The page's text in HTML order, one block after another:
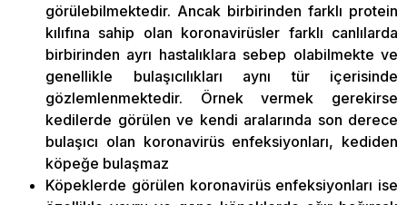
görülebilmektedir. Ancak birbirinden farklı protein
kılıfına sahip olan koronavirüsler farklı canlılarda
birbirinden ayrı hastalıklara sebep olabilmekte ve
genellikle bulaşıcılıkları aynı tür içerisinde
gözlemlenmektedir. Örnek vermek gerekirse
kedilerde görülen ve kendi aralarında son derece
bulaşıcı olan koronavirüs enfeksiyonları, kediden
köpeğe bulaşmaz
Köpeklerde görülen koronavirüs enfeksiyonları ise